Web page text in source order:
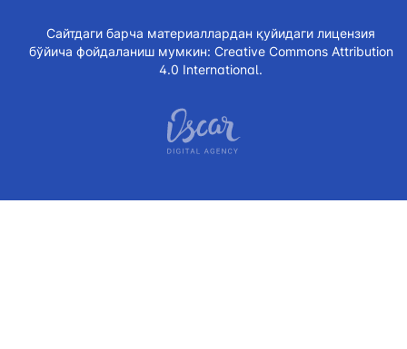
Сайтдаги барча материаллардан қуйидаги лицензия
бўйича фойдаланиш мумкин: Creative Commons Attribution
4.0 International.